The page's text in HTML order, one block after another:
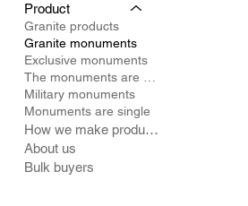
Product
Granite products
Granite monuments
Exclusive monuments
Military monuments
Monuments are single
How we make products
About us
Bulk buyers